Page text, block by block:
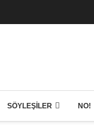
SÖYLEŞILER NO!